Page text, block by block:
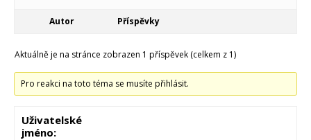
Autor Příspěvky
Aktuálně je na stránce zobrazen 1 příspěvek (celkem z 1)
Pro reakci na toto téma se musíte přihlásit.
Uživatelské
jméno: